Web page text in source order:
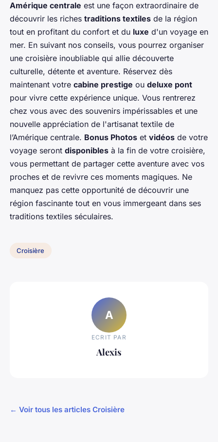
Amérique centrale est une façon extraordinaire de
découvrir les riches traditions textiles de la région
tout en profitant du confort et du luxe d'un voyage en
mer. En suivant nos conseils, vous pourrez organiser
une croisière inoubliable qui allie découverte
culturelle, détente et aventure. Réservez dès
maintenant votre cabine prestige ou deluxe pont
pour vivre cette expérience unique. Vous rentrerez
chez vous avec des souvenirs impérissables et une
nouvelle appréciation de l'artisanat textile de
l’Amérique centrale. Bonus Photos et vidéos de votre
voyage seront disponibles à la fin de votre croisière,
vous permettant de partager cette aventure avec vos
proches et de revivre ces moments magiques. Ne
manquez pas cette opportunité de découvrir une
région fascinante tout en vous immergeant dans ses
traditions textiles séculaires.
Croisière
A
ECRIT PAR
Alexis
← Voir tous les articles Croisière